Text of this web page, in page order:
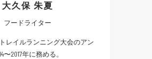
大久保 朱夏
フードライター
レイルランニング大会のアン
〜2017年に務める。